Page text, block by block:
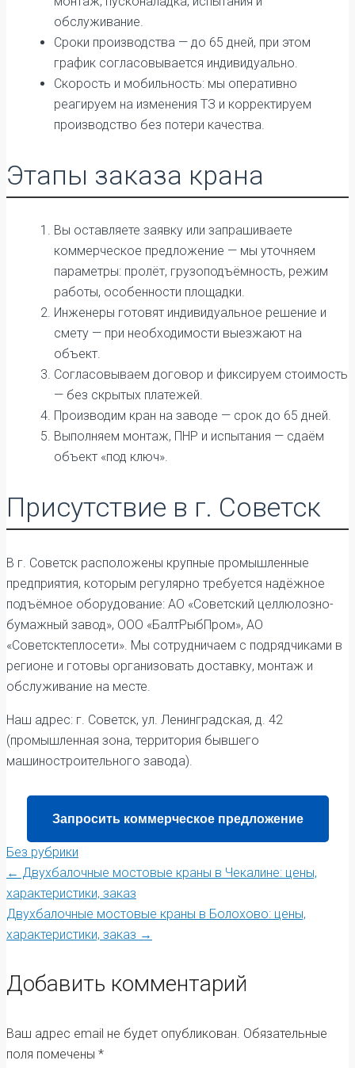
обслуживание.
Сроки производства — до 65 дней, при этом
график согласовывается индивидуально.
Скорость и мобильность: мы оперативно
реагируем на изменения ТЗ и корректируем
производство без потери качества.
Этапы заказа крана
Вы оставляете заявку или запрашиваете
коммерческое предложение — мы уточняем
параметры: пролёт, грузоподъёмность, режим
работы, особенности площадки.
Инженеры готовят индивидуальное решение и
смету — при необходимости выезжают на
объект.
Согласовываем договор и фиксируем стоимость
— без скрытых платежей.
Производим кран на заводе — срок до 65 дней.
Выполняем монтаж, ПНР и испытания — сдаём
объект «под ключ».
Присутствие в г. Советск
В г. Советск расположены крупные промышленные
предприятия, которым регулярно требуется надёжное
подъёмное оборудование: АО «Советский целлюлозно-
бумажный завод», ООО «БалтРыбПром», АО
«Советсктеплосети». Мы сотрудничаем с подрядчиками в
регионе и готовы организовать доставку, монтаж и
обслуживание на месте.
Наш адрес: г. Советск, ул. Ленинградская, д. 42
(промышленная зона, территория бывшего
машиностроительного завода).
Запросить коммерческое предложение
Без рубрики
Post
navigation
← Двухбалочные мостовые краны в Чекалине: цены,
характеристики, заказ
Двухбалочные мостовые краны в Болохово: цены,
характеристики, заказ →
Добавить комментарий
Ваш адрес email не будет опубликован. Обязательные
поля помечены *